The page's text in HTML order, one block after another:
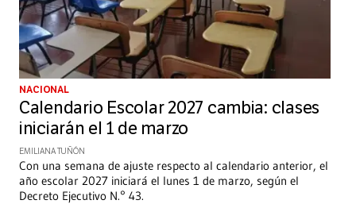
NACIONAL
Calendario Escolar 2027 cambia: clases
iniciarán el 1 de marzo
EMILIANA TUÑÓN
Con una semana de ajuste respecto al calendario anterior, el
año escolar 2027 iniciará el lunes 1 de marzo, según el
Decreto Ejecutivo N.° 43.